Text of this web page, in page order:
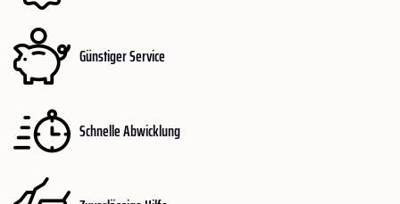
Günstiger Service
Schnelle Abwicklung